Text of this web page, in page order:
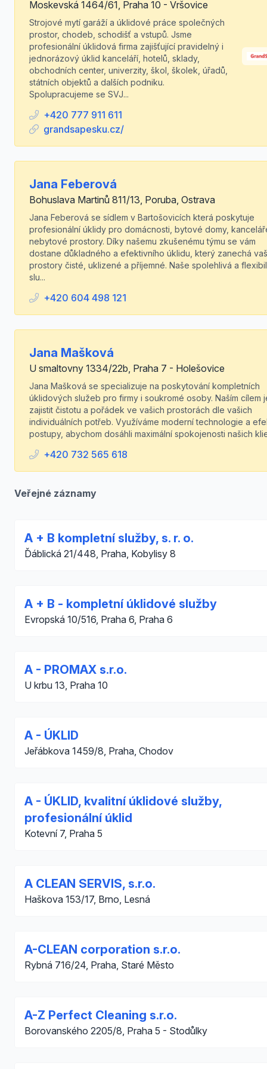
Moskevská 1464/61, Praha 10 - Vršovice
Strojové mytí garáží a úklidové práce společných
prostor, chodeb, schodišť a vstupů. Jsme
profesionální úklidová firma zajišťující pravidelný i
jednorázový úklid kanceláří, hotelů, sklady,
obchodních center, univerzity, škol, školek, úřadů,
státních objektů a dalších podniku.
Spolupracujeme se SVJ...
+420 777 911 611
grandsapesku.cz/
Jana Feberová
Bohuslava Martinů 811/13, Poruba, Ostrava
Jana Feberová se sídlem v Bartošovicích která poskytuje
profesionální úklidy pro domácnosti, bytové domy,
nebytové prostory. Díky našemu zkušenému týmu se vám
dostane důkladného a efektivního úklidu, který zanechá
prostory čisté, uklizené a příjemné. Naše spolehlivá a
slu...
+420 604 498 121
Jana Mašková
U smaltovny 1334/22b, Praha 7 - Holešovice
Jana Mašková se specializuje na poskytování kompletních
úklidových služeb pro firmy i soukromé osoby. Naším cílem
zajistit čistotu a pořádek ve vašich prostorách dle vašich
individuálních potřeb. Využíváme moderní technologie a
postupy, abychom dosáhli maximální spokojenosti našich
+420 732 565 618
Veřejné záznamy
A + B kompletní služby, s. r. o.
Ďáblická 21/448, Praha, Kobylisy 8
A + B - kompletní úklidové služby
Evropská 10/516, Praha 6, Praha 6
A - PROMAX s.r.o.
U krbu 13, Praha 10
A - ÚKLID
Jeřábkova 1459/8, Praha, Chodov
A - ÚKLID, kvalitní úklidové služby,
profesionální úklid
Kotevní 7, Praha 5
A CLEAN SERVIS, s.r.o.
Haškova 153/17, Brno, Lesná
A-CLEAN corporation s.r.o.
Rybná 716/24, Praha, Staré Město
A-Z Perfect Cleaning s.r.o.
Borovanského 2205/8, Praha 5 - Stodůlky